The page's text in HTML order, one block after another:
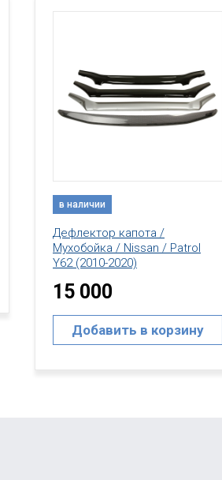
Y62 (2010-2020)
20 000
Добавить в корзину